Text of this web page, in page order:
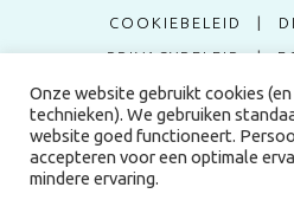
COOKIEBELEID
PRIVACYBELEID |
©2024 Nederlandse
Onze website gebruikt cookies
technieken). We gebruiken
website goed functioneert.
accepteren voor een optimale
mindere ervaring.